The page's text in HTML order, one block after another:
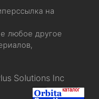
на
любое другое
Solutions Inc